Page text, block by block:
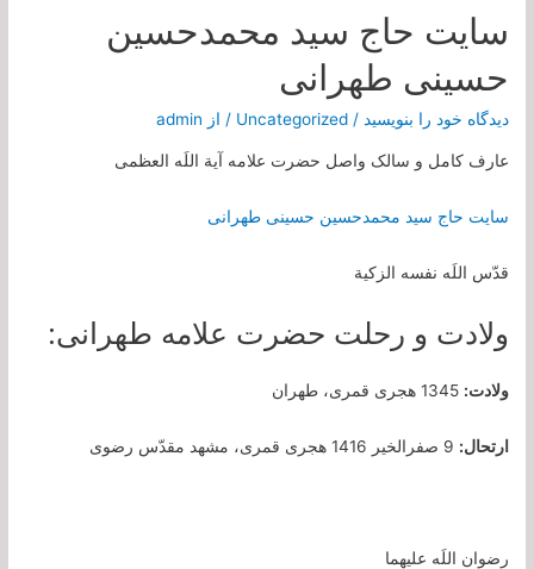
سایت حاج سید محمدحسین
حسینی طهرانی
دیدگاه‌ خود را بنویسید /
Uncategorized / از admin
عارف کامل و سالک واصل حضرت علامه آیة اللَه العظمی
سایت حاج سید محمدحسین حسینی طهرانی
قدّس اللَه نفسه الزکیة
ولادت و رحلت حضرت علامه طهرانی:
ولادت: 1345 هجری قمری، طهران
ارتحال:
رضوان اللَه علیهما